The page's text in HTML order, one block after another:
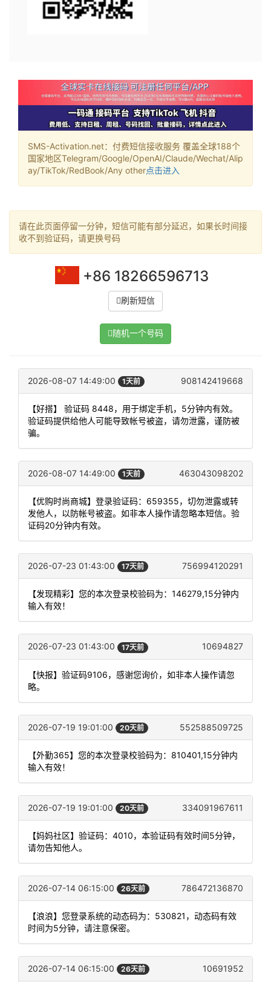
SMS-Activation.net：付费短信接收服务 覆盖全球188个
国家地区Telegram/Google/OpenAI/Claude/Wechat/Alip
ay/TikTok/RedBook/Any other点击进入
请在此页面停留一分钟，短信可能有部分延迟，如果长时间接
收不到验证码，请更换号码
+86 18266596713
刷新短信
随机一个号码
2026-08-07 14:49:00 1天前 908142419668
【好搭】 验证码 8448，用于绑定手机，5分钟内有效。
验证码提供给他人可能导致帐号被盗，请勿泄露，谨防被
骗。
2026-08-07 14:49:00 1天前 463043098202
【优购时尚商城】登录验证码：659355，切勿泄露或转
发他人，以防帐号被盗。如非本人操作请忽略本短信。验
证码20分钟内有效。
2026-07-23 01:43:00 17天前 756994120291
【发现精彩】您的本次登录校验码为：146279,15分钟内
输入有效！
2026-07-23 01:43:00 17天前 10694827
【快报】验证码9106，感谢您询价，如非本人操作请忽
略。
2026-07-19 19:01:00 20天前 552588509725
【外勤365】您的本次登录校验码为：810401,15分钟内
输入有效！
2026-07-19 19:01:00 20天前 334091967611
【妈妈社区】验证码：4010，本验证码有效时间5分钟，
请勿告知他人。
2026-07-14 06:15:00 26天前 786472136870
【浪浪】您登录系统的动态码为：530821，动态码有效
时间为5分钟，请注意保密。
2026-07-14 06:15:00 26天前 10691952